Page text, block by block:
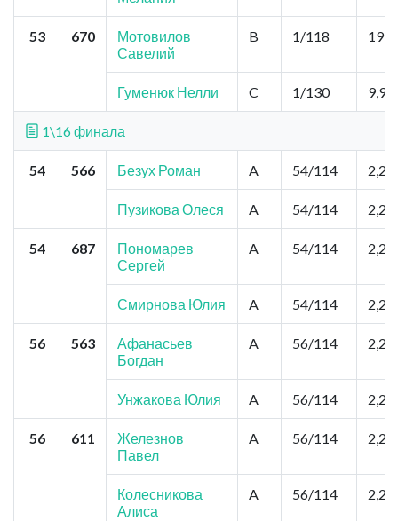
53 670
Мотовилов
Савелий
B 1/118 19,8
Гуменюк Нелли C 1/130 9,9
1\16 финала
54 566 Безух Роман A 54/114 2,2
Пузикова Олеся A 54/114 2,2
54 687
Пономарев
Сергей
A 54/114 2,2
Смирнова Юлия A 54/114 2,2
56 563
Афанасьев
Богдан
A 56/114 2,2
Унжакова Юлия A 56/114 2,2
56 611
Железнов
Павел
A 56/114 2,2
Колесникова
Алиса
A 56/114 2,2